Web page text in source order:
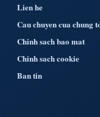
Lien he
Cau chuyen cua chung
Chinh sach bao mat
Chinh sach cookie
Ban tin